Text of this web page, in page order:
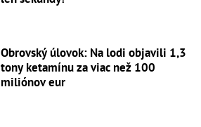
Obrovský úlovok: Na lodi objavili 1,3
tony ketamínu za viac než 100
miliónov eur